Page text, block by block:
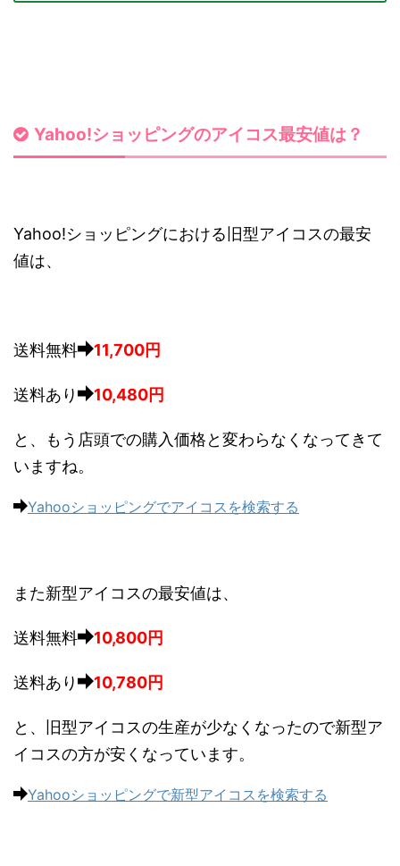
Yahoo!ショッピングのアイコス最安値は？
Yahoo!ショッピングにおける旧型アイコスの最安
値は、
送料無料 11,700円
送料あり 10,480円
と、もう店頭での購入価格と変わらなくなってきて
いますね。
Yahooショッピングでアイコスを検索する
また新型アイコスの最安値は、
送料無料 10,800円
送料あり 10,780円
と、旧型アイコスの生産が少なくなったので新型ア
イコスの方が安くなっています。
Yahooショッピングで新型アイコスを検索する